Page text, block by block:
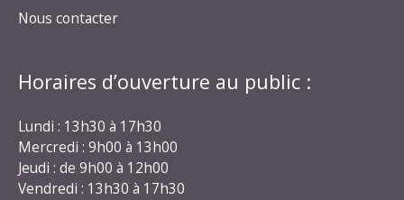
Nous contacter
Horaires d’ouverture au public :
Lundi : 13h30 à 17h30
Mercredi : 9h00 à 13h00
Jeudi : de 9h00 à 12h00
Vendredi : 13h30 à 17h30